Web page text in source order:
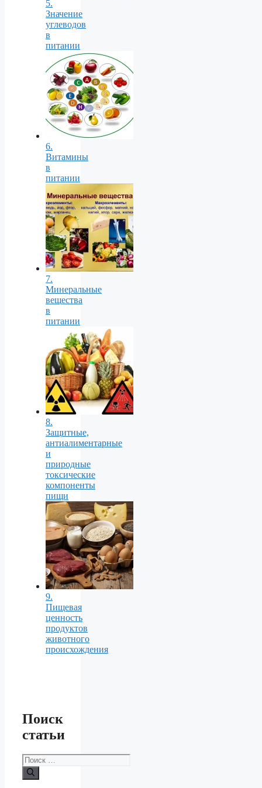
5.
Значение
углеводов
в
питании
6.
Витамины
в
питании
7.
Минеральные
вещества
в
питании
8.
Защитные,
антиалиментарные
и
природные
токсические
компоненты
пищи
9.
Пищевая
ценность
продуктов
животного
происхождения
Поиск
статьи
Поиск: